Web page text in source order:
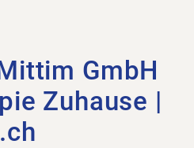
GmbH
Zuhause |